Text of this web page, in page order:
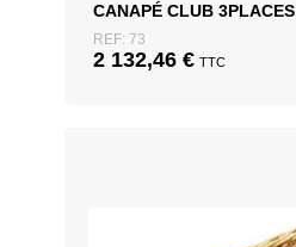
CANAPÉ CLUB 3PLACES
REF: 73
2 132,46 € TTC